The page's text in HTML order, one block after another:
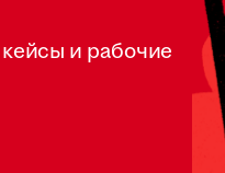
и рабочие